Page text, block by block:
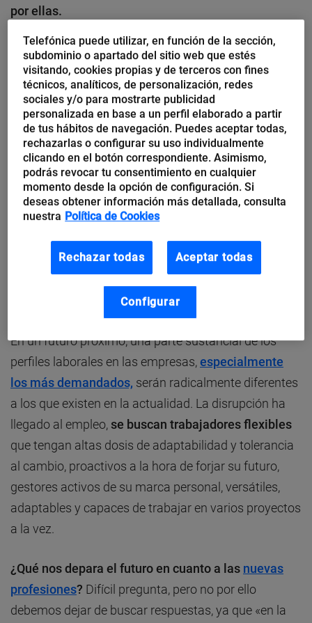
por ellas.
En este sentido, hace poco leí el libro «¿Qué robot se
ha llevado mi queso?».La conclusión a la que he
llegado tras su lectura es que realmente no es
importante que el queso se lo lleve un robot. Somos
muy proclives a mirar para otro lado o echar la culpa
a los demás de nuestros problemas. Seguimos sin
ser conscientes de quela inacción no es una
opción.Por ello, lo primero que debemos hacer es
comprobar si tenemos actualizadas nuestras
competencias, si estamos preparados para la
transformación digital en la que estamos inmersos, y
si realmente estamos aportando valor a nuestra
En un futuro próximo, una parte sustancial de los
perfiles laborales en las empresas,especialmente
los más demandados, serán radicalmente diferentes
a los que existen en la actualidad. La disrupción ha
llegado al empleo,se buscan trabajadores flexibles
que tengan altas dosis de adaptabilidad y tolerancia
al cambio, proactivos a la hora de forjar su futuro,
gestores activos de su marca personal, versátiles,
adaptables y capaces de trabajar en varios proyectos
a la vez.
¿Qué nos depara el futuro en cuanto a las nuevas
profesiones? Difícil pregunta, pero no por ello
debemos dejar de buscar respuestas, ya que «en la
Telefónica puede utilizar, en función de la sección,
subdominio o apartado del sitio web que estés
visitando, cookies propias y de terceros con fines
técnicos, analíticos, de personalización, redes
sociales y/o para mostrarte publicidad
personalizada en base a un perfil elaborado a partir
de tus hábitos de navegación. Puedes aceptar todas,
rechazarlas o configurar su uso individualmente
clicando en el botón correspondiente. Asimismo,
podrás revocar tu consentimiento en cualquier
momento desde la opción de configuración. Si
deseas obtener información más detallada, consulta
nuestra Política de Cookies
Rechazar todas Aceptar todas
Configurar